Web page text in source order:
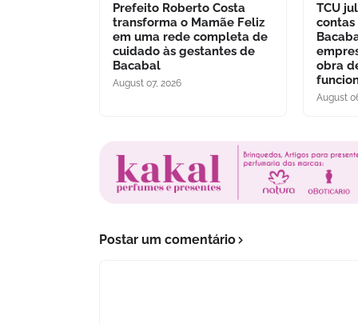
Prefeito Roberto Costa
transforma o Mamãe Feliz
em uma rede completa de
cuidado às gestantes de
Bacabal
August 07, 2026
TCU
obra
August
Postar um comentário